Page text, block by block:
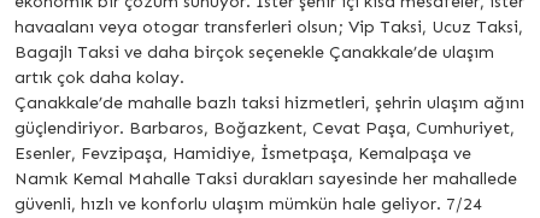
havaalanı veya otogar transferleri olsun; Vip Taksi, Ucuz Taksi,
Bagajlı Taksi ve daha birçok seçenekle Çanakkale’de ulaşım
artık çok daha kolay.
Çanakkale’de mahalle bazlı taksi hizmetleri, şehrin ulaşım ağını
güçlendiriyor. Barbaros, Boğazkent, Cevat Paşa, Cumhuriyet,
Esenler, Fevzipaşa, Hamidiye, İsmetpaşa, Kemalpaşa ve
Namık Kemal Mahalle Taksi durakları sayesinde her mahallede
güvenli, hızlı ve konforlu ulaşım mümkün hale geliyor. 7/24